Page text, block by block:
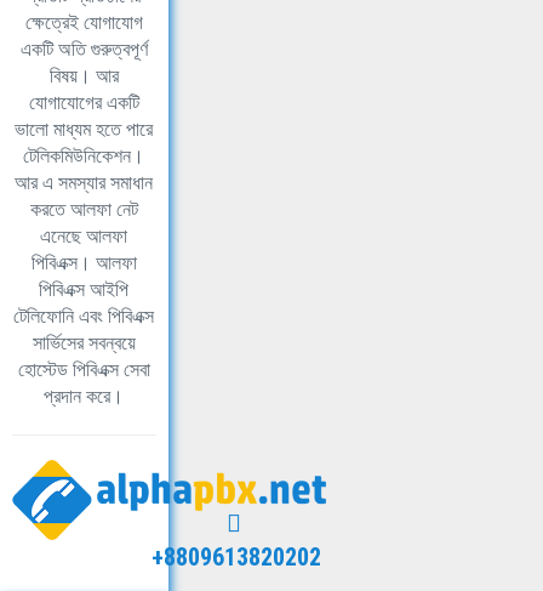
ক্ষেত্রেই যোগাযোগ
একটি অতি গুরুত্বপূর্ণ
বিষয়। আর
যোগাযোগের একটি
ভালো মাধ্যম হতে পারে
টেলিকমিউনিকেশন।
আর এ সমস্যার সমাধান
করতে আলফা নেট
এনেছে আলফা
পিবিএক্স। আলফা
পিবিএক্স আইপি
টেলিফোনি এবং পিবিএক্স
সার্ভিসের সবন্বয়ে
হোস্টেড পিবিএক্স সেবা
প্রদান করে।
+8809613820202